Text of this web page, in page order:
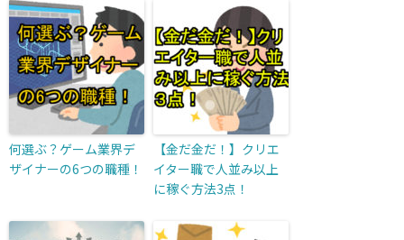
何選ぶ？ゲーム業界デ
ザイナーの6つの職種！
【金だ金だ！】クリエ
イター職で人並み以上
に稼ぐ方法3点！